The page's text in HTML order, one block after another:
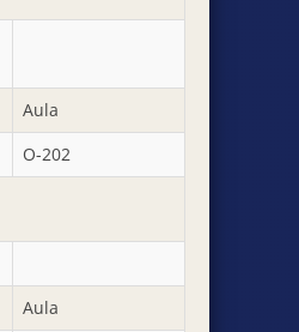
Aula
O-202
Aula